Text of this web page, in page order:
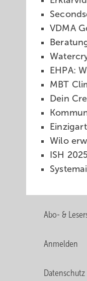
VDMA
EHPA:
MBT
Dein
Wilo
ISH
Abo- &
Anmelden
Datenschutz